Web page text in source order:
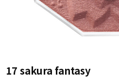
17 sakura fantasy